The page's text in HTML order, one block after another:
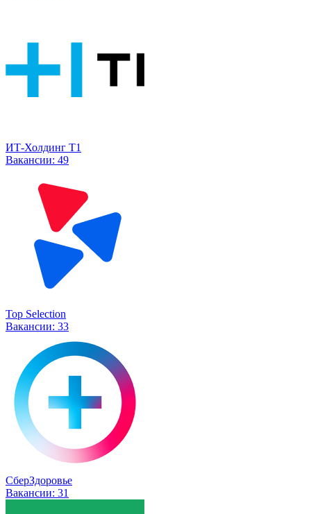
ИТ-Холдинг Т1
Вакансии: 49
Top Selection
Вакансии: 33
СберЗдоровье
Вакансии: 31